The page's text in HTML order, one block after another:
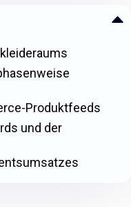
Produktfeeds
und der